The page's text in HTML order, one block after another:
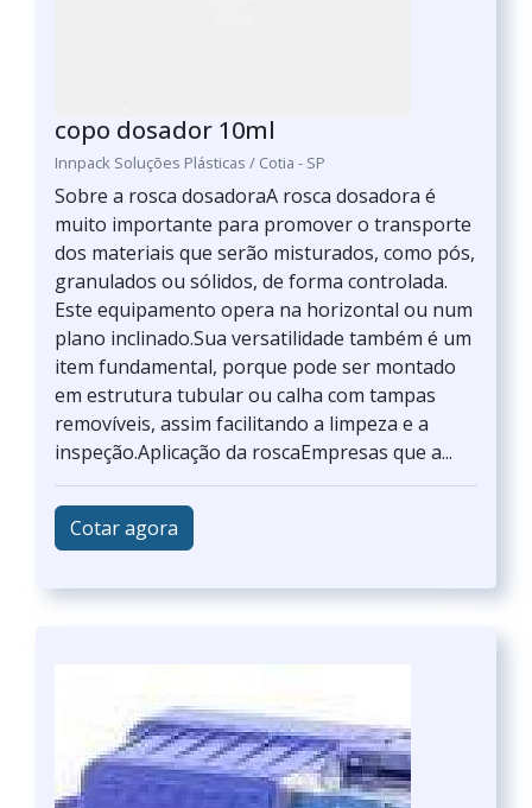
copo dosador 10ml
Innpack Soluções Plásticas / Cotia - SP
Sobre a rosca dosadoraA rosca dosadora é
muito importante para promover o transporte
dos materiais que serão misturados, como pós,
granulados ou sólidos, de forma controlada.
Este equipamento opera na horizontal ou num
plano inclinado.Sua versatilidade também é um
item fundamental, porque pode ser montado
em estrutura tubular ou calha com tampas
removíveis, assim facilitando a limpeza e a
inspeção.Aplicação da roscaEmpresas que a...
Cotar agora